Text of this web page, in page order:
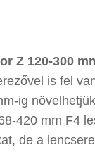
Z 120-300
is fel
ig
420 mm F4
de a